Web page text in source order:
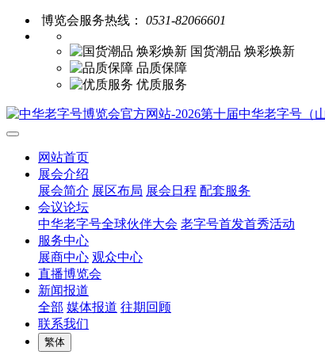
博览会服务热线： 0531-82066601
国货潮品 焕彩焕新
品质保障
优质服务
网站首页
展会介绍
展会简介 展区布局 展会日程 配套服务
会议论坛
中华老字号全球伙伴大会 老字号首发首秀活动
服务中心
展商中心 观众中心
直播博览会
新闻报道
全部 媒体报道 往期回顾
联系我们
繁体